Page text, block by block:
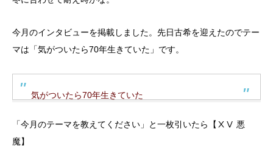
今月のインタビューを掲載しました。先日古希を迎えたのでテー
マは「気がついたら70年生きていた」です。
気がついたら70年生きていた
「今月のテーマを教えてください」と一枚引いたら【ⅩⅤ 悪
魔】